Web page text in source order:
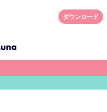
ダウンロード